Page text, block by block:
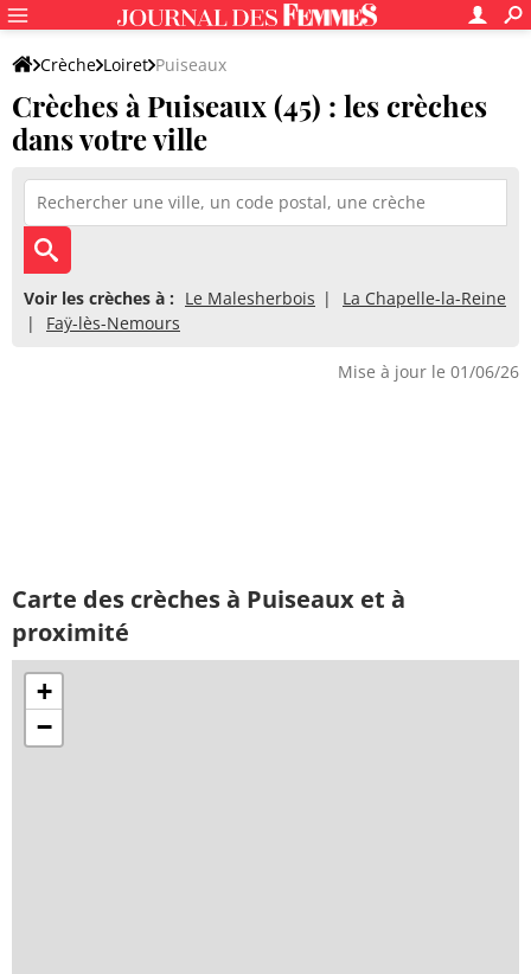
Crèche Loiret Puiseaux
Crèches à Puiseaux (45) : les crèches
dans votre ville
Voir les crèches à : Le Malesherbois
La Chapelle-la-Reine
Faÿ-lès-Nemours
Mise à jour le 01/06/26
Carte des crèches à Puiseaux et à
proximité
+
−